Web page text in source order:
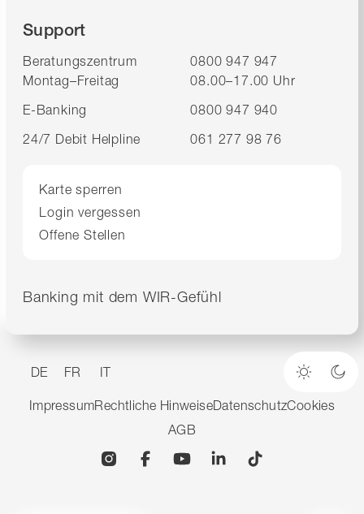
Support
Beratungszentrum
0800 947 947
Montag–Freitag
08.00–17.00 Uhr
E-Banking
0800 947 940
24/7 Debit Helpline
061 277 98 76
Karte sperren
Login vergessen
Offene Stellen
Banking mit dem WIR-Gefühl
DE FR IT
Heller
ImpressumRechtliche HinweiseDatenschutzCookies
AGB
InstagramFacebookYouTubeLinkedin